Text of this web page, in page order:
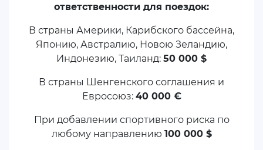
ответственности для поездок:
В страны Америки, Карибского бассейна,
Японию, Австралию, Новою Зеландию,
Индонезию, Таиланд: 50 000 $
В страны Шенгенского соглашения и
Евросоюз: 40 000 €
При добавлении спортивного риска по
любому направлению 100 000 $